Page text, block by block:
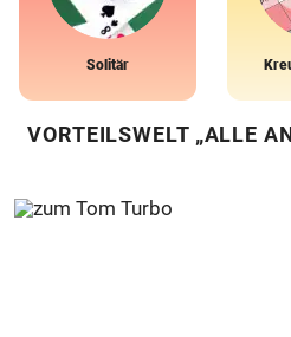
Solitär
VORTEILSWELT „ALLE